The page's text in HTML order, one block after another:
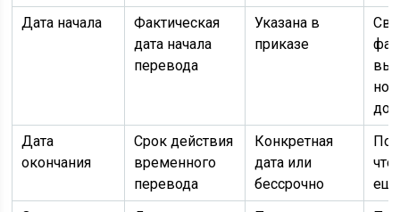
Дата начала
Фактическая
дата начала
перевода
Указана в
приказе
Дата
окончания
Срок действия
временного
перевода
Конкретная
дата или
бессрочно